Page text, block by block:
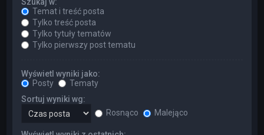
Temat i treść posta
Tylko treść posta
Tylko tytuły tematów
Tylko pierwszy post tematu
Wyświetl wyniki jako:
Posty
Tematy
Sortuj wyniki wg:
Rosnąco
Malejąco